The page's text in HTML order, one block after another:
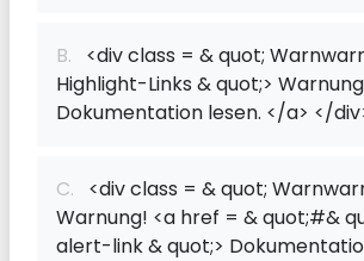
B. <div class = & quot;
Highlight-Links & quot;>
Dokumentation lesen. </a> </
C. <div class = & quot;
Warnung! <a href = & quot;#&
alert-link & quot;>